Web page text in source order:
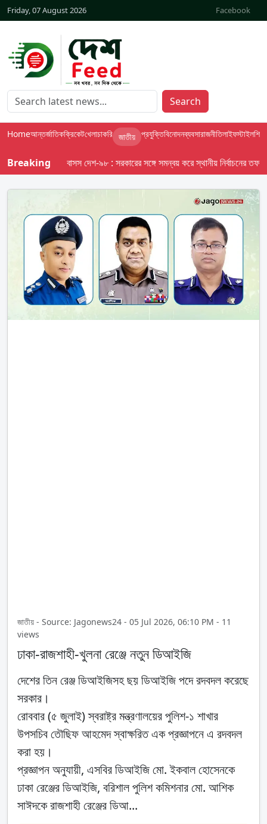
Friday, 07 August 2026 Facebook
Search
Homeআন্তর্জাতিকক্রিকেটখেলাচাকরি জাতীয় প্রযুক্তিবিনোদনব্যবসারাজনীতিলাইফস্টাইলশিক্ষা
Breaking বাসস দেশ-৯৮ : সরকারের সঙ্গে সমন্বয় করে স্থানীয় নির্বাচনের
জাতীয় - Source: Jagonews24 - 05 Jul 2026, 06:10 PM - 11
views
ঢাকা-রাজশাহী-খুলনা রেঞ্জে নতুন ডিআইজি
দেশের তিন রেঞ্জ ডিআইজিসহ ছয় ডিআইজি পদে রদবদল করেছে
সরকার।
রোববার (৫ জুলাই) স্বরাষ্ট্র মন্ত্রণালয়ের পুলিশ-১ শাখার
উপসচিব তৌছিফ আহমেদ স্বাক্ষরিত এক প্রজ্ঞাপনে এ রদবদল
করা হয়।
প্রজ্ঞাপন অনুযায়ী, এসবির ডিআইজি মো. ইকবাল হোসেনকে
ঢাকা রেঞ্জের ডিআইজি, বরিশাল পুলিশ কমিশনার মো. আশিক
সাঈদকে রাজশাহী রেঞ্জের ডিআ...